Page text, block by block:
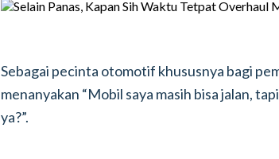
Sebagai pecinta otomotif khususnya bagi
menanyakan “Mobil saya masih bisa jalan,
ya?”.